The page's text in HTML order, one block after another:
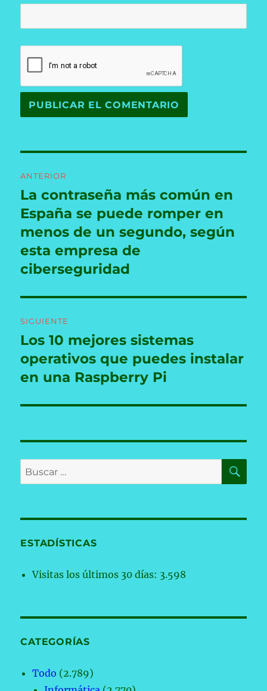
de
entradas
ANTERIOR
Entrada
anterior:
La contraseña más común en
España se puede romper en
menos de un segundo, según
esta empresa de
ciberseguridad
SIGUIENTE
Entrada
siguiente:
Los 10 mejores sistemas
operativos que puedes instalar
en una Raspberry Pi
Buscar
por:
ESTADÍSTICAS
Visitas los últimos 30 días: 3.598
CATEGORÍAS
Todo (2.789)